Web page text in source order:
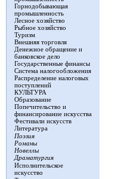
Горнодобывающая
промышленность
Лесное хозяйство
Рыбное хозяйство
Туризм
Внешняя торговля
Денежное обращение и
банковское дело
Государственные финансы
Система налогообложения
Распределение налоговых
поступлений
КУЛЬТУРА
Образование
Попечительство и
финансирование искусства
Фестивали искусств
Литература
Поэзия
Романы
Новеллы
Драматургия
Исполнительское
искусство